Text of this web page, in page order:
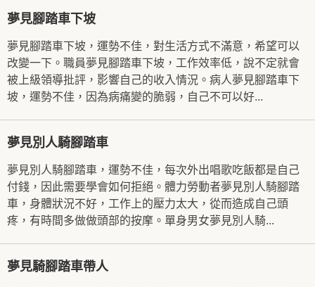
夢見腳踏車下坡
夢見腳踏車下坡，運勢不佳，對生活方式不滿意，希望可以
改變一下。職員夢見腳踏車下坡，工作效率低，說不定就會
被上級領導批評，影響自己的收入情況。病人夢見腳踏車下
坡，運勢不佳，因為病痛變的脆弱，自己不可以好...
夢見別人騎腳踏車
夢見別人騎腳踏車，運勢不佳，每次外出唱歌吃飯都是自己
付錢，因此需要學會如何拒絕。體力勞動者夢見別人騎腳踏
車，身體狀況不好，工作上的壓力太大，從而造成自己頭
疼，有時間多做做頭部的按摩。單身男女夢見別人騎...
夢見騎腳踏車帶人